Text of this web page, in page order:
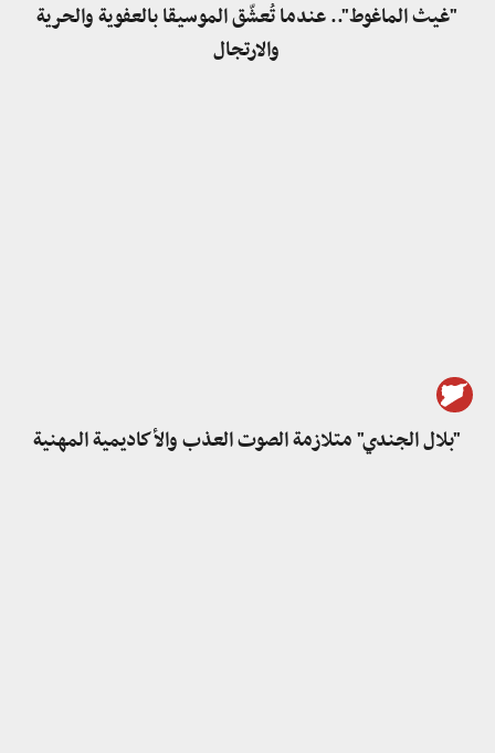
"غيث الماغوط".. عندما تُعشّق الموسيقا بالعفوية والحرية
والارتجال
"بلال الجندي" متلازمة الصوت العذب والأكاديمية المهنية